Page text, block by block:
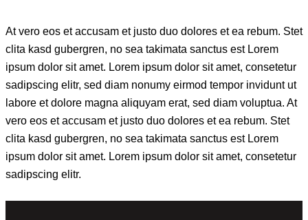
At vero eos et accusam et justo duo dolores et ea rebum. Stet
clita kasd gubergren, no sea takimata sanctus est Lorem
ipsum dolor sit amet. Lorem ipsum dolor sit amet, consetetur
sadipscing elitr, sed diam nonumy eirmod tempor invidunt ut
labore et dolore magna aliquyam erat, sed diam voluptua. At
vero eos et accusam et justo duo dolores et ea rebum. Stet
clita kasd gubergren, no sea takimata sanctus est Lorem
ipsum dolor sit amet. Lorem ipsum dolor sit amet, consetetur
sadipscing elitr.